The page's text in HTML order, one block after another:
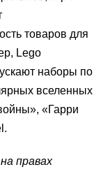
товаров для
Lego
наборы по
вселенных
«Гарри
правах